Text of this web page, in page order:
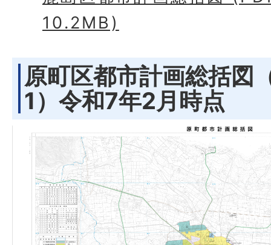
10.2MB)
原町区都市計画総括図
1）令和7年2月時点